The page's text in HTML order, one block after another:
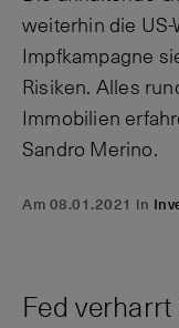
weiterhin die
Impfkampagne
Risiken. Alles
Immobilien
Sandro Merino.
Am 08.01.2021 in
Fed